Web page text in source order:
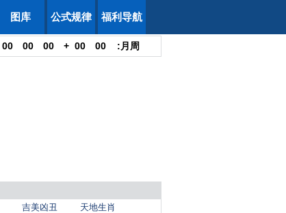
图库 公式规律 福利导航
00 00 00 + 00 00 : 月 周
吉美凶丑
天地生肖